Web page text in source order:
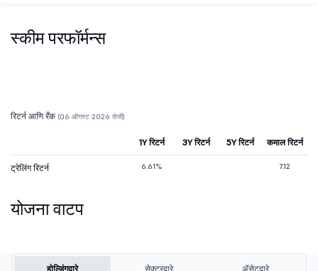
स्कीम परफॉर्मन्स
रिटर्न आणि रँक (06 ऑगस्ट 2026 रोजी)
1Y रिटर्न 3Y रिटर्न 5Y रिटर्न कमाल रिटर्न
ट्रेलिंग रिटर्न 6.61% 7.12
योजना वाटप
होल्डिंगद्वारे सेक्टरद्वारे ॲसेटद्वारे